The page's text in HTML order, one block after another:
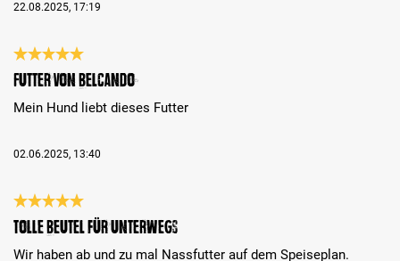
22.08.2025, 17:19
Bewertung mit 5 von 5 Sternen
Futter von Belcando
Mein Hund liebt dieses Futter
02.06.2025, 13:40
Bewertung mit 5 von 5 Sternen
Tolle Beutel für unterwegs
Wir haben ab und zu mal Nassfutter auf dem Speiseplan.